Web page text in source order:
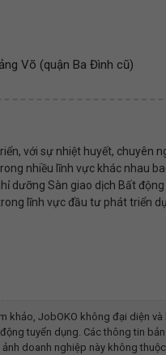
Võ (quận Ba Đình cũ)
với sự nhiệt huyết, chuyên
nhiều lĩnh vực khác nhau
dưỡng Sàn giao dịch Bất
lĩnh vực đầu tư phát triển
khảo, JobOKO không đại diện
tuyển dụng. Các thông tin
doanh nghiệp này không